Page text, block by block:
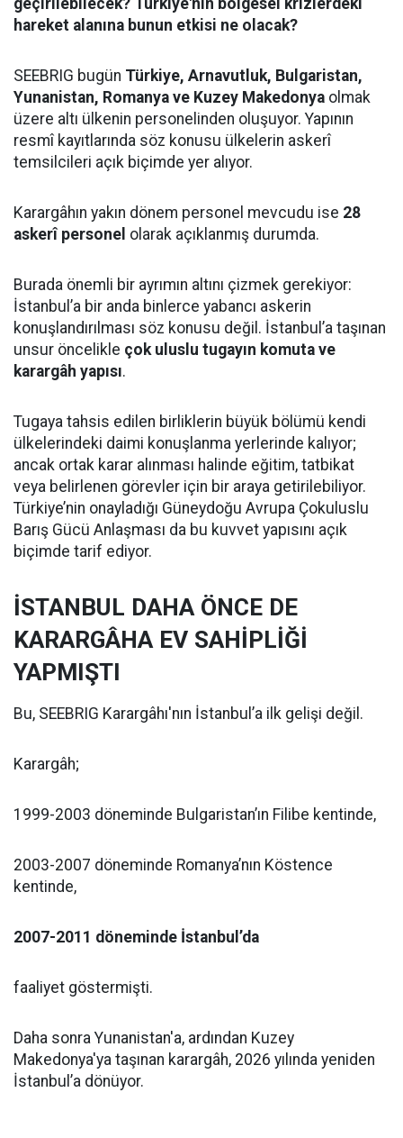
geçirilebilecek? Türkiye'nin bölgesel krizlerdeki
hareket alanına bunun etkisi ne olacak?
SEEBRIG bugün Türkiye, Arnavutluk, Bulgaristan,
Yunanistan, Romanya ve Kuzey Makedonya olmak
üzere altı ülkenin personelinden oluşuyor. Yapının
resmî kayıtlarında söz konusu ülkelerin askerî
temsilcileri açık biçimde yer alıyor.
Karargâhın yakın dönem personel mevcudu ise 28
askerî personel olarak açıklanmış durumda.
Burada önemli bir ayrımın altını çizmek gerekiyor:
İstanbul’a bir anda binlerce yabancı askerin
konuşlandırılması söz konusu değil. İstanbul’a taşınan
unsur öncelikle çok uluslu tugayın komuta ve
karargâh yapısı.
Tugaya tahsis edilen birliklerin büyük bölümü kendi
ülkelerindeki daimi konuşlanma yerlerinde kalıyor;
ancak ortak karar alınması halinde eğitim, tatbikat
veya belirlenen görevler için bir araya getirilebiliyor.
Türkiye’nin onayladığı Güneydoğu Avrupa Çokuluslu
Barış Gücü Anlaşması da bu kuvvet yapısını açık
biçimde tarif ediyor.
İSTANBUL DAHA ÖNCE DE
KARARGÂHA EV SAHİPLİĞİ
YAPMIŞTI
Bu, SEEBRIG Karargâhı'nın İstanbul’a ilk gelişi değil.
Karargâh;
1999-2003 döneminde Bulgaristan’ın Filibe kentinde,
2003-2007 döneminde Romanya’nın Köstence
kentinde,
2007-2011 döneminde İstanbul’da
faaliyet göstermişti.
Daha sonra Yunanistan'a, ardından Kuzey
Makedonya'ya taşınan karargâh, 2026 yılında yeniden
İstanbul’a dönüyor.